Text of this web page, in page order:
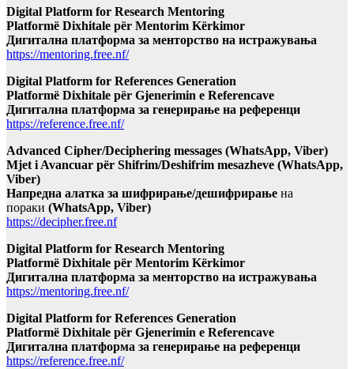
Digital Platform for Research Mentoring
Platformë Dixhitale për Mentorim Kërkimor
Дигитална платформа за менторство на истражувања
https://mentoring.free.nf/
Digital Platform for References Generation
Platformë Dixhitale për Gjenerimin e Referencave
Дигитална платформа за генерирање на референци
https://reference.free.nf/
Advanced Cipher/Deciphering messages (WhatsApp, Viber)
Mjet i Avancuar për Shifrim/Deshifrim mesazheve (WhatsApp,
Viber)
Напредна алатка за шифрирање/дешифрирање на
пораки (WhatsApp, Viber)
https://decipher.free.nf
Digital Platform for Research Mentoring
Platformë Dixhitale për Mentorim Kërkimor
Дигитална платформа за менторство на истражувања
https://mentoring.free.nf/
Digital Platform for References Generation
Platformë Dixhitale për Gjenerimin e Referencave
Дигитална платформа за генерирање на референци
https://reference.free.nf/